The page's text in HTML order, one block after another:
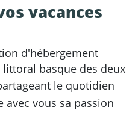
vacances
d'hébergement
basque des deux
le quotidien
vous sa passion